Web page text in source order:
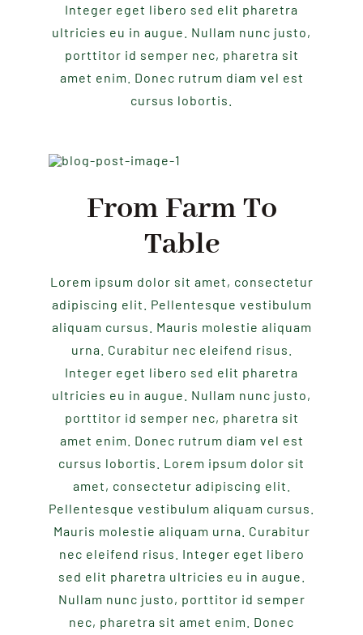
Integer eget libero sed elit pharetra
ultricies eu in augue. Nullam nunc justo,
porttitor id semper nec, pharetra sit
amet enim. Donec rutrum diam vel est
cursus lobortis.
From Farm To
Table
Lorem ipsum dolor sit amet, consectetur
adipiscing elit. Pellentesque vestibulum
aliquam cursus. Mauris molestie aliquam
urna. Curabitur nec eleifend risus.
Integer eget libero sed elit pharetra
ultricies eu in augue. Nullam nunc justo,
porttitor id semper nec, pharetra sit
amet enim. Donec rutrum diam vel est
cursus lobortis. Lorem ipsum dolor sit
amet, consectetur adipiscing elit.
Pellentesque vestibulum aliquam cursus.
Mauris molestie aliquam urna. Curabitur
nec eleifend risus. Integer eget libero
sed elit pharetra ultricies eu in augue.
Nullam nunc justo, porttitor id semper
nec, pharetra sit amet enim. Donec